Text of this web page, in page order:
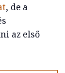
, de a
az első